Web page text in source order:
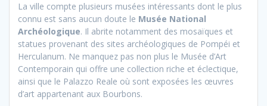
La ville compte plusieurs musées intéressants dont le plus
connu est sans aucun doute le Musée National
Archéologique. Il abrite notamment des mosaïques et
statues provenant des sites archéologiques de Pompéi et
Herculanum. Ne manquez pas non plus le Musée d’Art
Contemporain qui offre une collection riche et éclectique,
ainsi que le Palazzo Reale où sont exposées les œuvres
d’art appartenant aux Bourbons.